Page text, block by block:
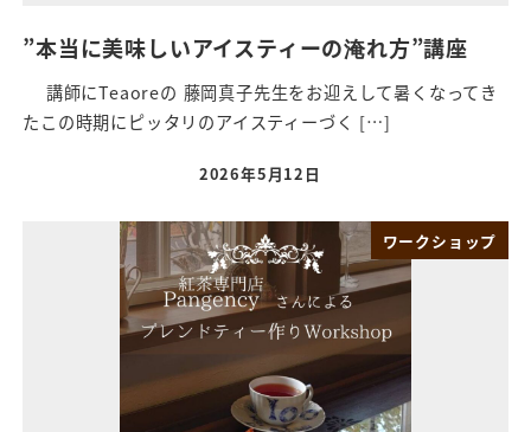
”本当に美味しいアイスティーの淹れ方”講座
講師にTeaoreの 藤岡真子先生をお迎えして暑くなってき
たこの時期にピッタリのアイスティーづく […]
2026年5月12日
ワークショップ